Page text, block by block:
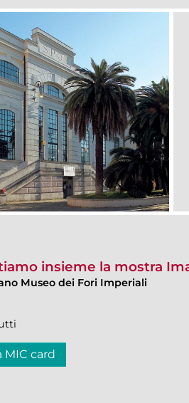
insieme la mostra
Museo dei Fori Imperiali
MIC card